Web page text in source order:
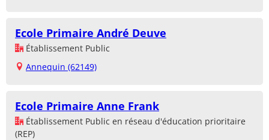
Ecole Primaire André Deuve
Établissement Public
Annequin (62149)
Ecole Primaire Anne Frank
Établissement Public en réseau d'éducation prioritaire
(REP)